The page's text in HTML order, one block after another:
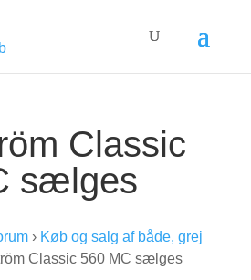
Classic
sælges
› Køb og salg af både, grej
Classic 560 MC sælges